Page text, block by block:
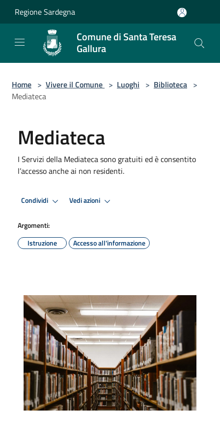
Regione Sardegna
Comune di Santa Teresa
Gallura
Home > Vivere il Comune > Luoghi > Biblioteca >
Mediateca
Mediateca
I Servizi della Mediateca sono gratuiti ed è consentito
l’accesso anche ai non residenti.
Condividi Vedi azioni
Argomenti:
Istruzione
Accesso all'informazione